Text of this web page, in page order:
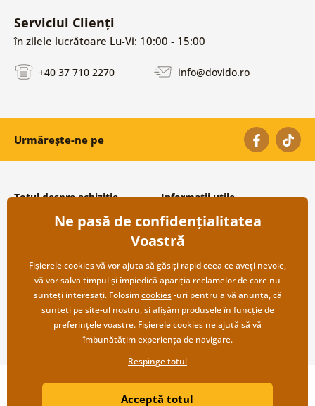
Serviciul Clienți
în zilele lucrătoare Lu-Vi: 10:00 - 15:00
+40 37 710 2270 info@dovido.ro
Urmărește-ne pe
Totul despre achiziție
Condiții și termeni generali
Protecția datelor personale
Transport și modalități de plată
Returnare
Informații utile
Despre noi
Întrebări frecvente
Contacte
Cooperare angro
Copyright ©2019 © Dovido.ro.
Litvanyi.sk| Magazinul online a fost creat de
Ne pasă de confidențialitatea
Voastră
Fișierele cookies vă vor ajuta să găsiți rapid ceea ce aveți nevoie,
vă vor salva timpul și împiedică apariția reclamelor de care nu
sunteți interesați. Folosimcookies-uri pentru a vă anunța, că
sunteți pe site-ul nostru, și afișăm produsele în funcție de
preferințele voastre. Fișierele cookies ne ajută să vă
îmbunătățim experiența de navigare.
Respinge totul
Acceptă totul